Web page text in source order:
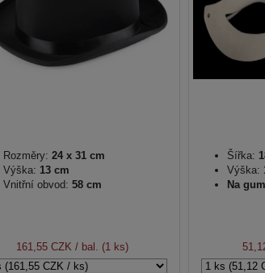
Rozměry: 24 x 31 cm
Výška: 13 cm
Vnitřní obvod: 58 cm
161,55 CZK / bal. (1 ks)
Šířka:
Výška:
Na